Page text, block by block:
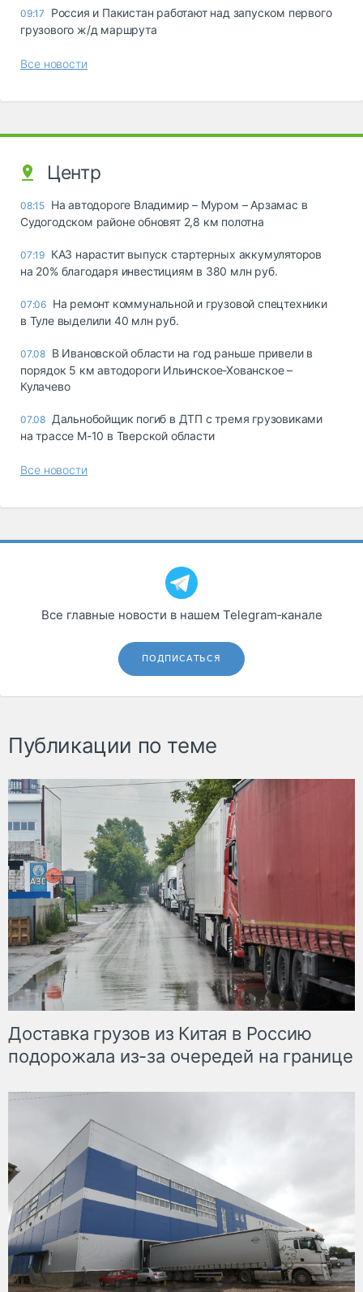
09:17
Россия и Пакистан работают над запуском первого
грузового ж/д маршрута
Все новости
Центр
08:15 На автодороге Владимир – Муром – Арзамас в
Судогодском районе обновят 2,8 км полотна
07:19 КАЗ нарастит выпуск стартерных аккумуляторов
на 20% благодаря инвестициям в 380 млн руб.
07:06 На ремонт коммунальной и грузовой спецтехники
в Туле выделили 40 млн руб.
07.08 В Ивановской области на год раньше привели в
порядок 5 км автодороги Ильинское-Хованское –
Кулачево
07.08 Дальнобойщик погиб в ДТП с тремя грузовиками
на трассе М-10 в Тверской области
Все новости
Все главные новости в нашем Telegram‑канале
ПОДПИСАТЬСЯ
Публикации по теме
Доставка грузов из Китая в Россию
подорожала из-за очередей на границе